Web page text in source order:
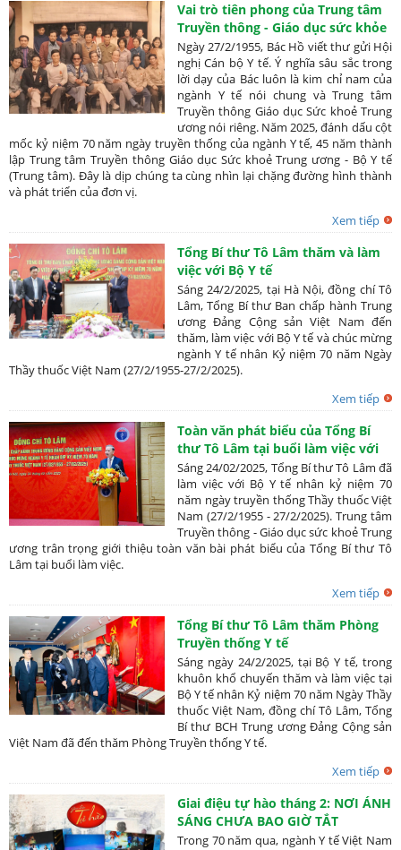
Vai trò tiên phong của Trung tâm
Truyền thông - Giáo dục sức khỏe
Trung ương, Bộ Y tế
Ngày 27/2/1955, Bác Hồ viết thư gửi Hội
nghị Cán bộ Y tế. Ý nghĩa sâu sắc trong
lời dạy của Bác luôn là kim chỉ nam của
ngành Y tế nói chung và Trung tâm
Truyền thông Giáo dục Sức khoẻ Trung
ương nói riêng. Năm 2025, đánh dấu cột
mốc kỷ niệm 70 năm ngày truyền thống của ngành Y tế, 45 năm thành
lập Trung tâm Truyền thông Giáo dục Sức khoẻ Trung ương - Bộ Y tế
(Trung tâm). Đây là dịp chúng ta cùng nhìn lại chặng đường hình thành
và phát triển của đơn vị.
Xem tiếp
Tổng Bí thư Tô Lâm thăm và làm
việc với Bộ Y tế
Sáng 24/2/2025, tại Hà Nội, đồng chí Tô
Lâm, Tổng Bí thư Ban chấp hành Trung
ương Đảng Cộng sản Việt Nam đến
thăm, làm việc với Bộ Y tế và chúc mừng
ngành Y tế nhân Kỷ niệm 70 năm Ngày
Thầy thuốc Việt Nam (27/2/1955-27/2/2025).
Xem tiếp
Toàn văn phát biểu của Tổng Bí
thư Tô Lâm tại buổi làm việc với
Bộ Y tế nhân Ngày Thầy thuốc Việt
Nam
Sáng 24/02/2025, Tổng Bí thư Tô Lâm đã
làm việc với Bộ Y tế nhân kỷ niệm 70
năm ngày truyền thống Thầy thuốc Việt
Nam (27/2/1955 - 27/2/2025). Trung tâm
Truyền thông - Giáo dục sức khoẻ Trung
ương trân trọng giới thiệu toàn văn bài phát biểu của Tổng Bí thư Tô
Lâm tại buổi làm việc.
Xem tiếp
Tổng Bí thư Tô Lâm thăm Phòng
Truyền thống Y tế
Sáng ngày 24/2/2025, tại Bộ Y tế, trong
khuôn khổ chuyến thăm và làm việc tại
Bộ Y tế nhân Kỷ niệm 70 năm Ngày Thầy
thuốc Việt Nam, đồng chí Tô Lâm, Tổng
Bí thư BCH Trung ương Đảng Cộng sản
Việt Nam đã đến thăm Phòng Truyền thống Y tế.
Xem tiếp
Giai điệu tự hào tháng 2: NƠI ÁNH
SÁNG CHƯA BAO GIỜ TẮT
Trong 70 năm qua, ngành Y tế Việt Nam